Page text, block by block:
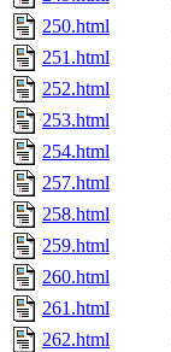
250.html
251.html
252.html
253.html
254.html
257.html
258.html
259.html
260.html
261.html
262.html